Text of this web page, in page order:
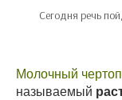
Сегодня речь
Молочный
называемый